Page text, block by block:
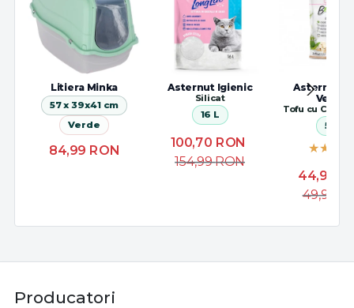
Litiera Minka
57 x 39x41 cm
Verde
84,99 RON
Asternut Igienic
Silicat
16 L
100,70 RON
154,99RON
Asternut
Tofu cu
5.5 L
44,97
49,99
Producatori